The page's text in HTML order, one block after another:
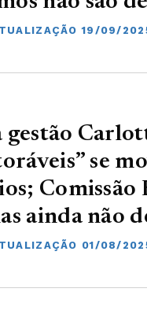
19/09/
gestão
se
ainda não
01/08/